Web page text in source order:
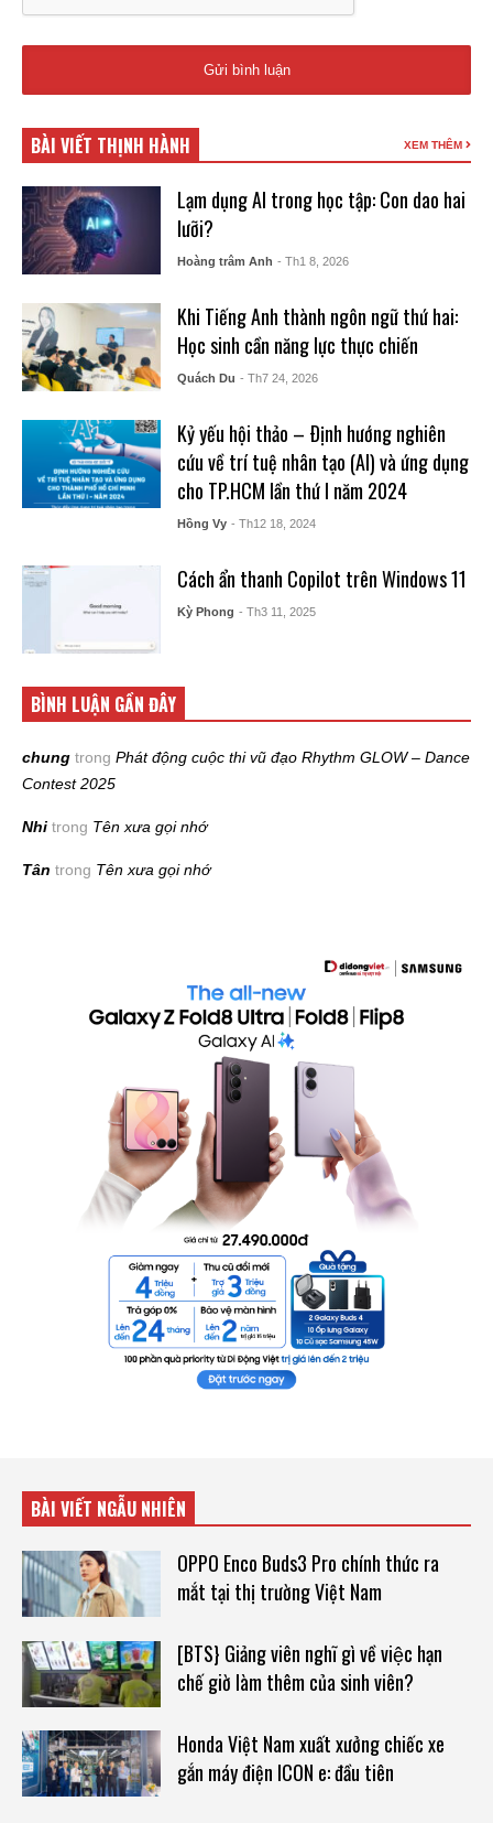
BÀI VIẾT THỊNH HÀNH XEM THÊM
Lạm dụng AI trong học tập: Con dao hai
lưỡi?
Hoàng trâm Anh - Th1 8, 2026
Khi Tiếng Anh thành ngôn ngữ thứ hai:
Học sinh cần năng lực thực chiến
Quách Du - Th7 24, 2026
Kỷ yếu hội thảo – Ðịnh hướng nghiên
cứu về trí tuệ nhân tạo (AI) và ứng dụng
cho TP.HCM lần thứ I năm 2024
Hồng Vy - Th12 18, 2024
Cách ẩn thanh Copilot trên Windows 11
Kỳ Phong - Th3 11, 2025
BÌNH LUẬN GẦN ĐÂY
chung trong Phát động cuộc thi vũ đạo Rhythm GLOW – Dance
Contest 2025
Nhi trong Tên xưa gọi nhớ
Tân trong Tên xưa gọi nhớ
BÀI VIẾT NGẪU NHIÊN
OPPO Enco Buds3 Pro chính thức ra
mắt tại thị trường Việt Nam
[BTS} Giảng viên nghĩ gì về việc hạn
chế giờ làm thêm của sinh viên?
Honda Việt Nam xuất xưởng chiếc xe
gắn máy điện ICON e: đầu tiên